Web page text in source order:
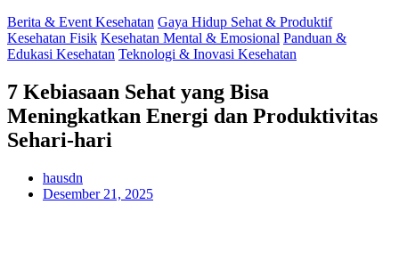
Berita & Event Kesehatan Gaya Hidup Sehat & Produktif
Kesehatan Fisik Kesehatan Mental & Emosional Panduan &
Edukasi Kesehatan Teknologi & Inovasi Kesehatan
7 Kebiasaan Sehat yang Bisa
Meningkatkan Energi dan Produktivitas
Sehari-hari
hausdn
Desember 21, 2025